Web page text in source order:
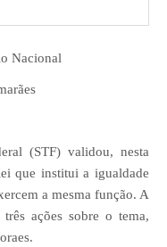
Nacional
(STF) validou, nesta
que institui a igualdade
a mesma função. A
ações sobre o tema,